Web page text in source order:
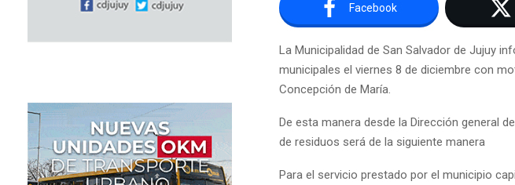
Facebook
La Municipalidad de San Salvador de Jujuy
municipales el viernes 8 de diciembre con
Concepción de María.
De esta manera desde la Dirección general
de residuos será de la siguiente manera
Para el servicio prestado por el municipio